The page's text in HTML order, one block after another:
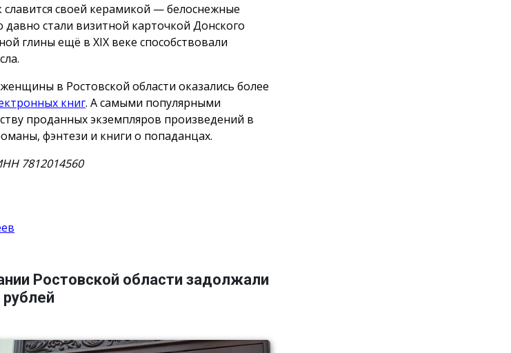
своей керамикой — белоснежные
давно стали визитной карточкой Донского
глины ещё в XIX веке способствовали
в Ростовской области оказались более
книг. А самыми популярными
проданных экземпляров произведений в
фэнтези и книги о попаданцах.
7812014560
Ростовской области задолжали